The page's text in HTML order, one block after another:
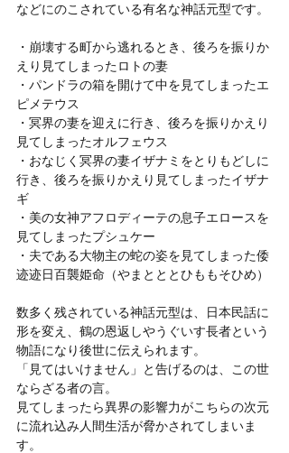
などにのこされている有名な神話元型です。
・崩壊する町から逃れるとき、後ろを振りか
えり見てしまったロトの妻
・パンドラの箱を開けて中を見てしまったエ
ピメテウス
・冥界の妻を迎えに行き、後ろを振りかえり
見てしまったオルフェウス
・おなじく冥界の妻イザナミをとりもどしに
行き、後ろを振りかえり見てしまったイザナ
ギ
・美の女神アフロディーテの息子エロースを
見てしまったプシュケー
・夫である大物主の蛇の姿を見てしまった倭
迹迹日百襲姫命（やまとととひももそひめ）
数多く残されている神話元型は、日本民話に
形を変え、鶴の恩返しやうぐいす長者という
物語になり後世に伝えられます。
「見てはいけません」と告げるのは、この世
ならざる者の言。
見てしまったら異界の影響力がこちらの次元
に流れ込み人間生活が脅かされてしまいま
す。